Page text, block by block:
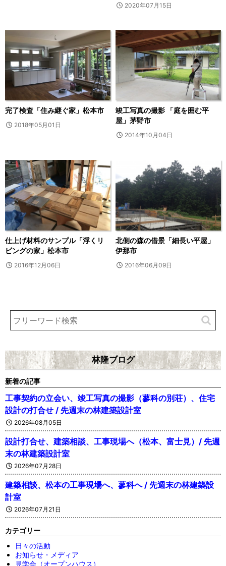
2020年07月15日
完了検査「住み継ぐ家」松本市
2018年05月01日
竣工写真の撮影 「庭を囲む平
屋」茅野市
2014年10月04日
仕上げ材料のサンプル「浮くリ
ビングの家」松本市
2016年12月06日
北側の森の借景「細長い平屋」
伊那市
2016年06月09日
林隆ブログ
新着の記事
工事契約の立会い、竣工写真の撮影（蓼科の別荘）、住宅
設計の打合せ / 先週末の林建築設計室
2026年08月05日
設計打合せ、建築相談、工事現場へ（松本、富士見）/ 先週
末の林建築設計室
2026年07月28日
建築相談、松本の工事現場へ、蓼科へ / 先週末の林建築設
計室
2026年07月21日
カテゴリー
日々の活動
お知らせ・メディア
見学会（オープンハウス）